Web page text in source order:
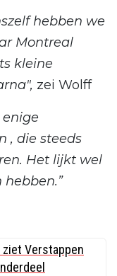
hebben we
Montreal
kleine
zei Wolff
, die steeds
Het lijkt wel
Verstappen